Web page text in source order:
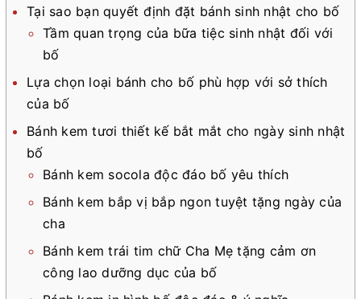
Tại sao bạn quyết định đặt bánh sinh nhật cho bố
Tầm quan trọng của bữa tiệc sinh nhật đối với
bố
Lựa chọn loại bánh cho bố phù hợp với sở thích
của bố
Bánh kem tươi thiết kế bắt mắt cho ngày sinh nhật
bố
Bánh kem socola độc đáo bố yêu thích
Bánh kem bắp vị bắp ngon tuyệt tặng ngày của
cha
Bánh kem trái tim chữ Cha Mẹ tặng cảm ơn
công lao dưỡng dục của bố